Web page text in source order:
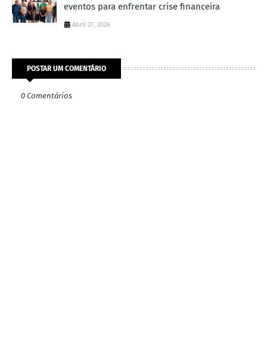
eventos para enfrentar crise financeira
Abril 27, 2026
POSTAR UM COMENTÁRIO
0 Comentários